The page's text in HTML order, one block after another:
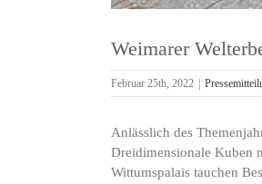
Weimarer
Februar 25th, 2022
Anlässlich des
Dreidimensionale Kuben
Wittumspalais tauchen